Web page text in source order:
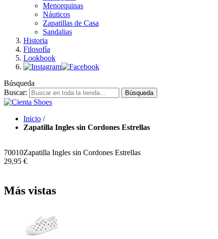
Menorquinas
Náuticos
Zapatillas de Casa
Sandalias
Historia
Filosofía
Lookbook
Búsqueda
Buscar:
Búsqueda
Inicio /
Zapatilla Ingles sin Cordones Estrellas
70010Zapatilla Ingles sin Cordones Estrellas
29,95 €
Más vistas